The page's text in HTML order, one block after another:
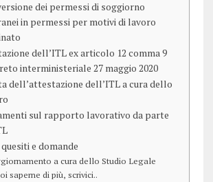
dei permessi di soggiorno
in permessi per motivi di lavoro
dell’ITL ex articolo 12 comma 9
interministeriale 27 maggio 2020
dell’attestazione dell’ITL a cura dello
sul rapporto lavorativo da parte
e domande
a cura dello Studio Legale
saperne di più, scrivici..